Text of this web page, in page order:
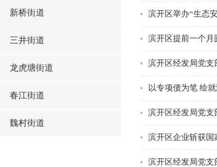
新桥街道
三井街道
龙虎塘街道
春江街道
魏村街道
滨开区举办“生态
滨开区提前一个
滨开区经发局党
以专项债为笔 绘
滨开区经发局党
滨开区企业斩获国
滨开区经发局党支